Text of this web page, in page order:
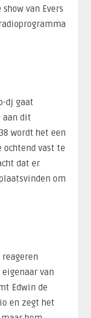
van Evers
dj gaat
aan dit
wordt het een
vast te
dat er
om
reageren
eigenaar van
Edwin de
en zegt het